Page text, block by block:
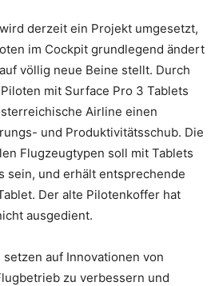
derzeit ein Projekt umgesetzt,
im Cockpit grundlegend ändert
völlig neue Beine stellt. Durch
mit Surface Pro 3 Tablets
Airline einen
und Produktivitätsschub. Die
Flugzeugtypen soll mit Tablets
sein, und erhält entsprechende
Der alte Pilotenkoffer hat
ausgedient.
auf Innovationen von
zu verbessern und